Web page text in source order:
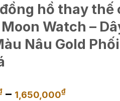
hồ thay thế
Watch –
Nâu Gold
– 1,650,000₫Khoảng